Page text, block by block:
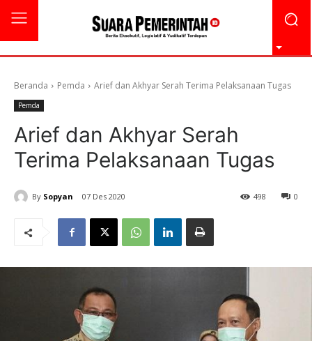
Beranda Pemda Arief dan Akhyar Serah Terima Pelaksanaan Tugas
Pemda
Arief dan Akhyar Serah
Terima Pelaksanaan Tugas
By Sopyan 07 Des 2020 0
498